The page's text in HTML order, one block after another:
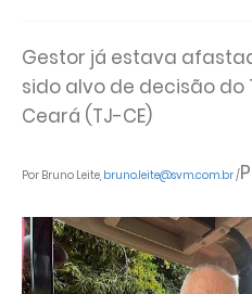
Gestor já estava
sido alvo de decisão
Ceará (TJ-CE)
Por Bruno Leite, bruno.leite@svm.com.br/